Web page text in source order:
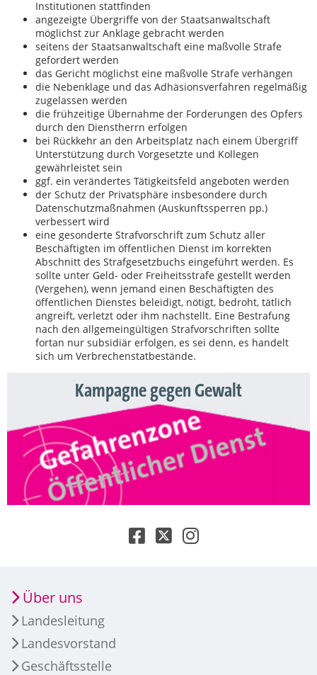
Institutionen stattfinden
angezeigte Übergriffe von der Staatsanwaltschaft
möglichst zur Anklage gebracht werden
seitens der Staatsanwaltschaft eine maßvolle Strafe
gefordert werden
das Gericht möglichst eine maßvolle Strafe verhängen
die Nebenklage und das Adhäsionsverfahren regelmäßig
zugelassen werden
die frühzeitige Übernahme der Forderungen des Opfers
durch den Dienstherrn erfolgen
bei Rückkehr an den Arbeitsplatz nach einem Übergriff
Unterstützung durch Vorgesetzte und Kollegen
gewährleistet sein
ggf. ein verändertes Tätigkeitsfeld angeboten werden
der Schutz der Privatsphäre insbesondere durch
Datenschutzmaßnahmen (Auskunftssperren pp.)
verbessert wird
eine gesonderte Strafvorschrift zum Schutz aller
Beschäftigten im öffentlichen Dienst im korrekten
Abschnitt des Strafgesetzbuchs eingeführt werden. Es
sollte unter Geld- oder Freiheitsstrafe gestellt werden
(Vergehen), wenn jemand einen Beschäftigten des
öffentlichen Dienstes beleidigt, nötigt, bedroht, tätlich
angreift, verletzt oder ihm nachstellt. Eine Bestrafung
nach den allgemeingültigen Strafvorschriften sollte
fortan nur subsidiär erfolgen, es sei denn, es handelt
sich um Verbrechenstatbestände.
Kampagne gegen Gewalt
Über uns
Landesleitung
Landesvorstand
Geschäftsstelle